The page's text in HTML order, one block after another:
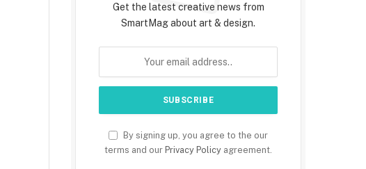
Get the latest creative news from
SmartMag about art & design.
By signing up, you agree to the our
terms and our Privacy Policy agreement.